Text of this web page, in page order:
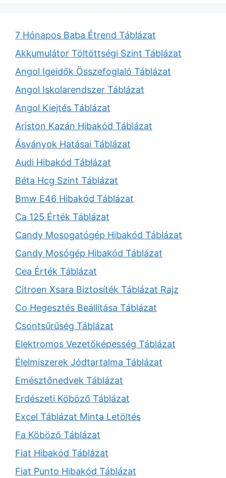
7 Hónapos Baba Étrend Táblázat
Akkumulátor Töltöttségi Szint Táblázat
Angol Igeidők Összefoglaló Táblázat
Angol Iskolarendszer Táblázat
Angol Kiejtés Táblázat
Ariston Kazán Hibakód Táblázat
Ásványok Hatásai Táblázat
Audi Hibakód Táblázat
Béta Hcg Szint Táblázat
Bmw E46 Hibakód Táblázat
Ca 125 Érték Táblázat
Candy Mosogatógép Hibakód Táblázat
Candy Mosógép Hibakód Táblázat
Cea Érték Táblázat
Citroen Xsara Biztosíték Táblázat Rajz
Co Hegesztés Beállítása Táblázat
Csontsűrűség Táblázat
Elektromos Vezetőképesség Táblázat
Élelmiszerek Jódtartalma Táblázat
Emésztőnedvek Táblázat
Erdészeti Köböző Táblázat
Excel Táblázat Minta Letöltés
Fa Köböző Táblázat
Fiat Hibakód Táblázat
Fiat Punto Hibakód Táblázat